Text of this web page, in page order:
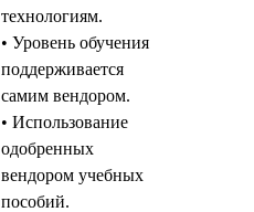
технологиям.
• Уровень обучения
поддерживается
самим вендором.
• Использование
одобренных
вендором учебных
пособий.